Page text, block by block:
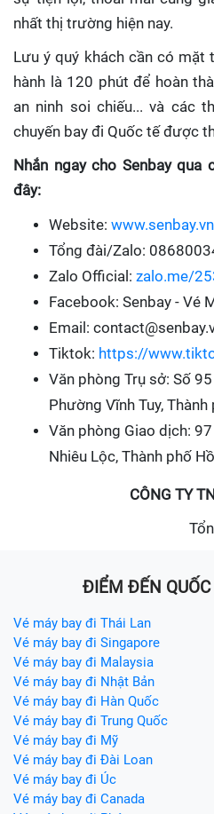
nhất thị trường hiện nay.
Lưu ý quý khách cần có
hành là 120 phút để hoàn
an ninh soi chiếu... và các
chuyến bay đi Quốc tế được
Nhắn ngay cho Senbay
đây:
Website: www.senbay.vn
Tổng đài/Zalo:
Zalo Official: zalo.me/
Facebook: Senbay - Vé
Email:
Tiktok: https://
Văn phòng Trụ sở: Số
Phường Vĩnh Tuy,
Văn phòng Giao dịch:
Nhiêu Lộc, Thành phố
CÔNG TY
ĐIỂM ĐẾN QUỐC
Vé máy bay đi Thái Lan
Vé máy bay đi Singapore
Vé máy bay đi Malaysia
Vé máy bay đi Nhật Bản
Vé máy bay đi Hàn Quốc
Vé máy bay đi Trung Quốc
Vé máy bay đi Mỹ
Vé máy bay đi Đài Loan
Vé máy bay đi Úc
Vé máy bay đi Canada